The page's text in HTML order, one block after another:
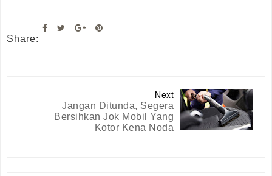
Share:
Next
Jangan Ditunda, Segera
Bersihkan Jok Mobil Yang
Kotor Kena Noda